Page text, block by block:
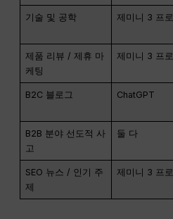
기술 및 공학 제미니 3 프로
제품 리뷰 / 제휴 마
케팅
제미니 3 프로
B2C 블로그 ChatGPT
B2B 분야 선도적 사
고
둘 다
SEO 뉴스 / 인기 주
제
제미니 3 프로